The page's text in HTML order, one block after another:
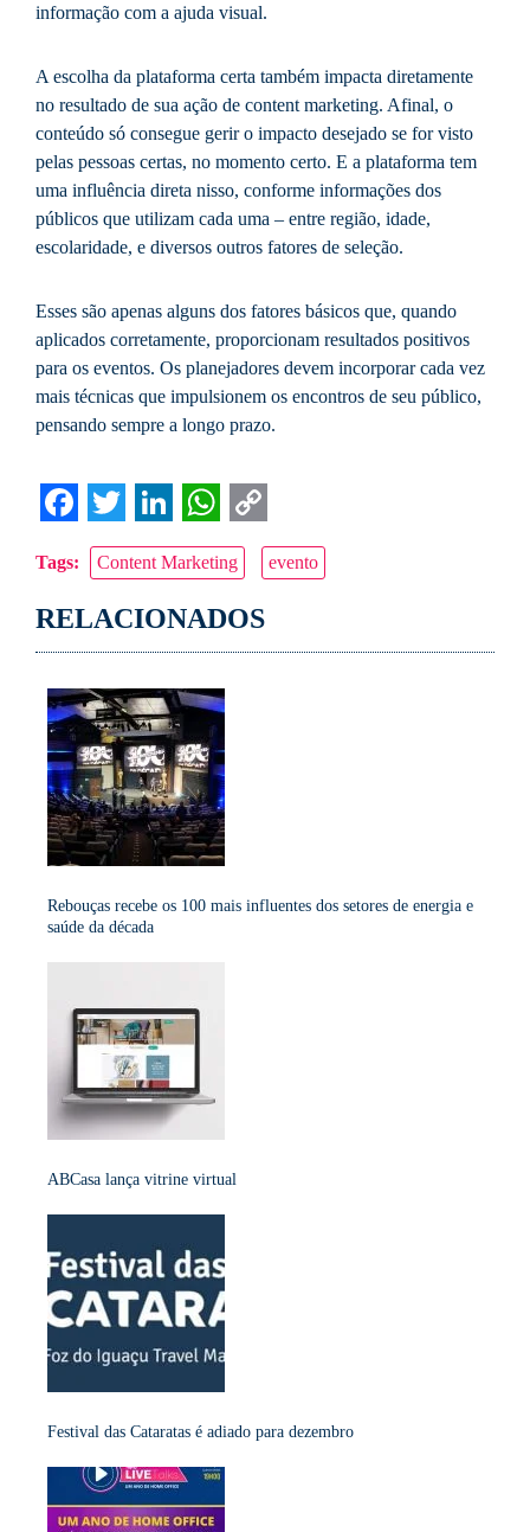
informação com a ajuda visual.
A escolha da plataforma certa também impacta diretamente
no resultado de sua ação de content marketing. Afinal, o
conteúdo só consegue gerir o impacto desejado se for visto
pelas pessoas certas, no momento certo. E a plataforma tem
uma influência direta nisso, conforme informações dos
públicos que utilizam cada uma – entre região, idade,
escolaridade, e diversos outros fatores de seleção.
Esses são apenas alguns dos fatores básicos que, quando
aplicados corretamente, proporcionam resultados positivos
para os eventos. Os planejadores devem incorporar cada vez
mais técnicas que impulsionem os encontros de seu público,
pensando sempre a longo prazo.
Facebook
Twitter
LinkedIn
WhatsApp
Copy
Link
Tags: Content Marketing evento
RELACIONADOS
Rebouças recebe os 100 mais influentes dos setores de energia e
saúde da década
ABCasa lança vitrine virtual
Festival das Cataratas é adiado para dezembro